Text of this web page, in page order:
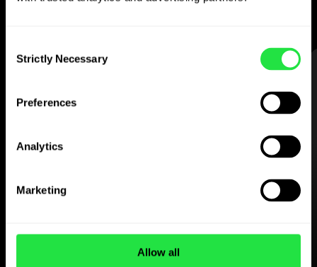
Selection
Strictly Necessary
Preferences
Analytics
Marketing
Allow all
provisjon, betal med flervalutakortet
ZEN.COM-appen gratis
og registrer deg på få